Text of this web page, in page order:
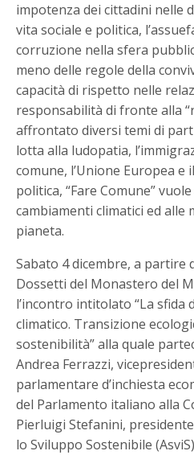
impotenza dei cittadini nelle
vita sociale e politica,
corruzione nella sfera
meno delle regole della
capacità di rispetto nelle
responsabilità di fronte alla
affrontato diversi temi di
lotta alla ludopatia,
comune, l’Unione Europea e
politica, “Fare Comune”
cambiamenti climatici ed alle
pianeta.
Sabato 4 dicembre, a partire
Dossetti del Monastero del
l’incontro intitolato “La sfida
climatico. Transizione
sostenibilità” alla quale
Andrea Ferrazzi,
parlamentare d’inchiesta
del Parlamento italiano alla
Pierluigi Stefanini,
lo Sviluppo Sostenibile